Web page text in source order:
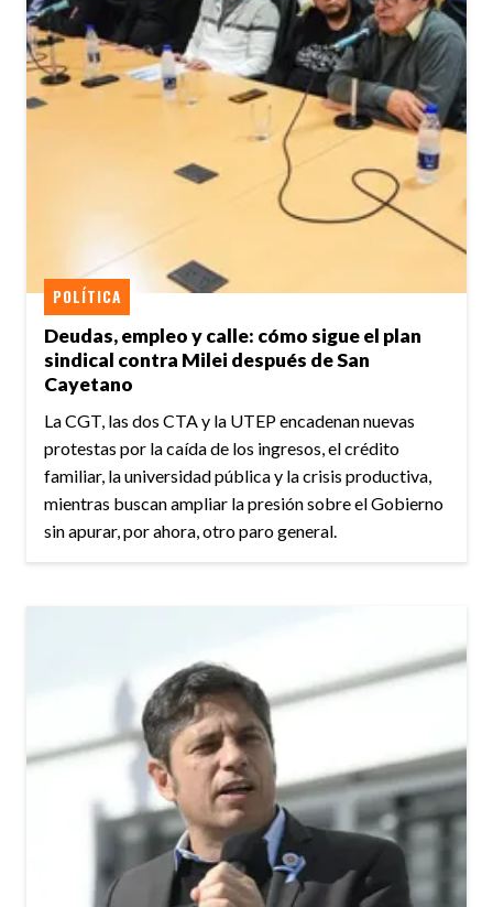
Deudas, empleo y calle: cómo sigue el plan
sindical contra Milei después de San
Cayetano
POLÍTICA
La CGT, las dos CTA y la UTEP encadenan nuevas
protestas por la caída de los ingresos, el crédito
familiar, la universidad pública y la crisis productiva,
mientras buscan ampliar la presión sobre el Gobierno
sin apurar, por ahora, otro paro general.